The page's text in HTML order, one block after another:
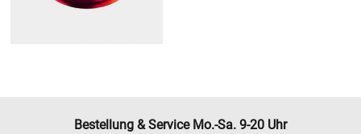
Bestellung & Service Mo.-Sa. 9-20 Uhr